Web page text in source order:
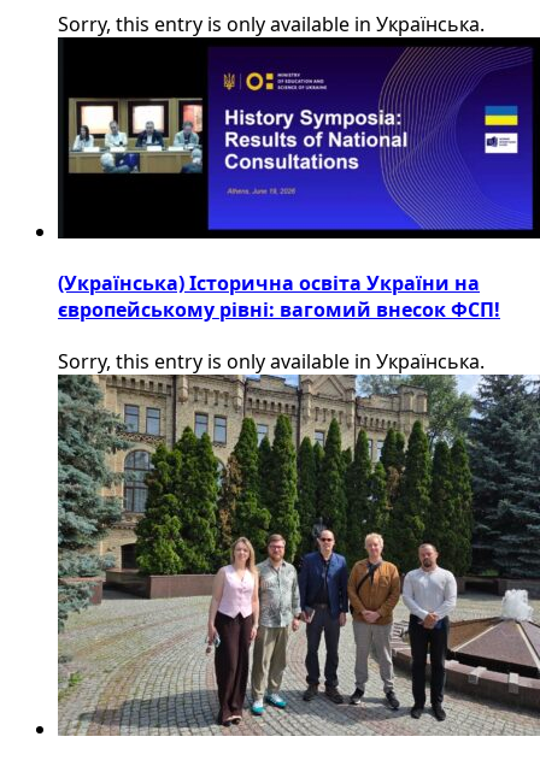
Sorry, this entry is only available in Українська.
(Українська) Історична освіта України на
європейському рівні: вагомий внесок ФСП!
Sorry, this entry is only available in Українська.